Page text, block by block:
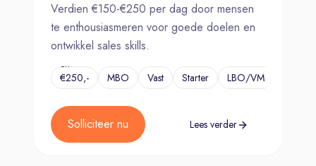
Verdien €150-€250 per dag door mensen
te enthousiasmeren voor goede doelen en
ontwikkel sales skills.
€150,-
en
€250,-
per
dag
MBO Vast Starter LBO/VMBO
Solliciteer nu Lees verder